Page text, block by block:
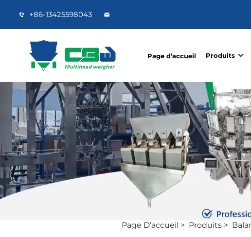
+86-13425598043
Page d’accueil Produits
Page D’accueil > Produits >